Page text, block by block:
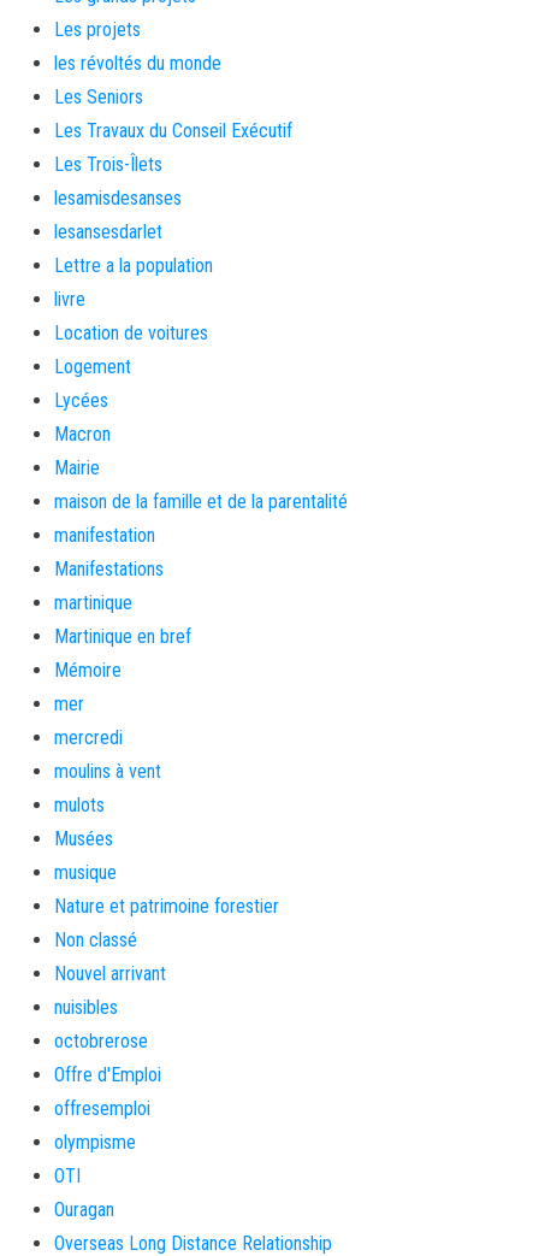
Les projets
les révoltés du monde
Les Seniors
Les Travaux du Conseil Exécutif
Les Trois-Îlets
lesamisdesanses
lesansesdarlet
Lettre a la population
livre
Location de voitures
Logement
Lycées
Macron
Mairie
maison de la famille et de la parentalité
manifestation
Manifestations
martinique
Martinique en bref
Mémoire
mer
mercredi
moulins à vent
mulots
Musées
musique
Nature et patrimoine forestier
Non classé
Nouvel arrivant
nuisibles
octobrerose
Offre d'Emploi
offresemploi
olympisme
OTI
Ouragan
Overseas Long Distance Relationship